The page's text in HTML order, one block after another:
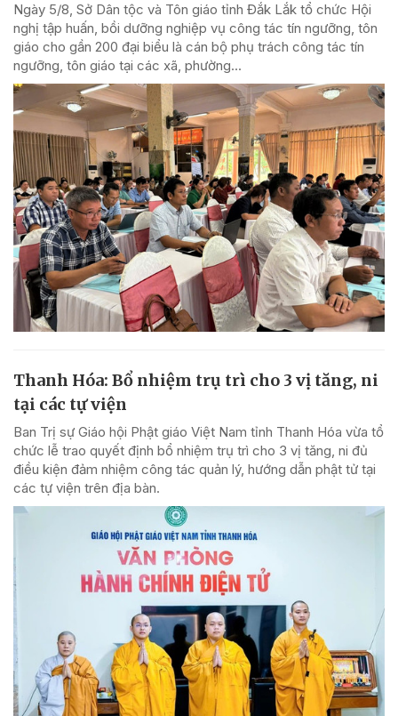
Ngày 5/8, Sở Dân tộc và Tôn giáo tỉnh Đắk Lắk tổ chức Hội
nghị tập huấn, bồi dưỡng nghiệp vụ công tác tín ngưỡng, tôn
giáo cho gần 200 đại biểu là cán bộ phụ trách công tác tín
ngưỡng, tôn giáo tại các xã, phường...
Thanh Hóa: Bổ nhiệm trụ trì cho 3 vị tăng, ni
tại các tự viện
Ban Trị sự Giáo hội Phật giáo Việt Nam tỉnh Thanh Hóa vừa tổ
chức lễ trao quyết định bổ nhiệm trụ trì cho 3 vị tăng, ni đủ
điều kiện đảm nhiệm công tác quản lý, hướng dẫn phật tử tại
các tự viện trên địa bàn.